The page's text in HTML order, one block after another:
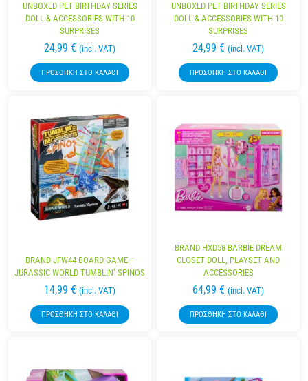
UNBOXED PET BIRTHDAY SERIES
DOLL & ACCESSORIES WITH 10
SURPRISES
24,99 € (incl. VAT)
ΠΡΟΣΘΉΚΗ ΣΤΟ ΚΑΛΆΘΙ
UNBOXED PET BIRTHDAY SERIES
DOLL & ACCESSORIES WITH 10
SURPRISES
24,99 € (incl. VAT)
ΠΡΟΣΘΉΚΗ ΣΤΟ ΚΑΛΆΘΙ
BRAND JFW44 BOARD GAME –
JURASSIC WORLD TUMBLIN’ SPINOS
14,99 € (incl. VAT)
ΠΡΟΣΘΉΚΗ ΣΤΟ ΚΑΛΆΘΙ
BRAND HXD58 BARBIE DREAM
CLOSET DOLL, PLAYSET AND
ACCESSORIES
64,99 € (incl. VAT)
ΠΡΟΣΘΉΚΗ ΣΤΟ ΚΑΛΆΘΙ